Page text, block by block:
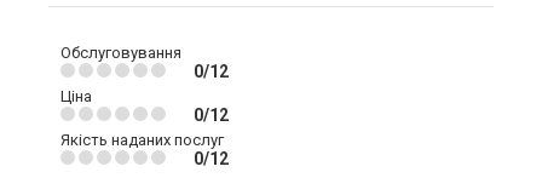
Обслуговування
0/12
Ціна
0/12
Якість наданих послуг
0/12